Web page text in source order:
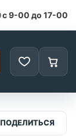
с 9-00 до 17-00
Избранное
ПОДЕЛИТЬСЯ